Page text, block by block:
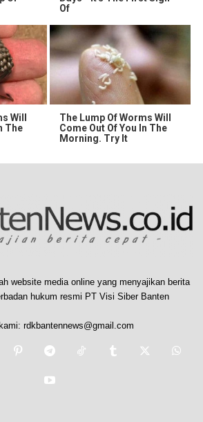
Of
Will
The
The Lump Of Worms Will
Come Out Of You In The
Morning. Try It
website media online yang menyajikan berita
hukum resmi PT Visi Siber Banten
rdkbantennews@gmail.com